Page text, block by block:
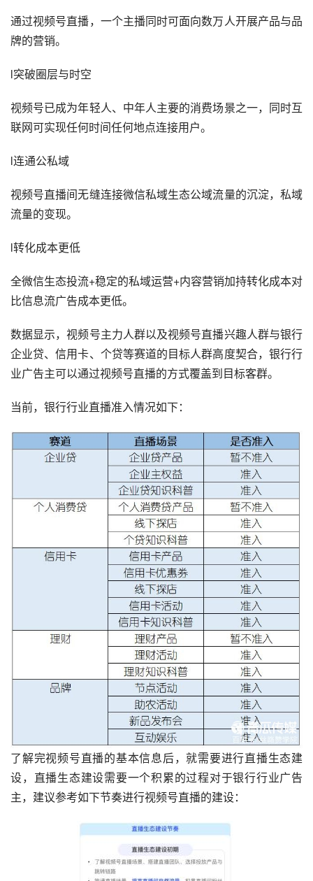
通过视频号直播，一个主播同时可面向数万人开展产品与品
牌的营销。
l突破圈层与时空
视频号已成为年轻人、中年人主要的消费场景之一，同时互
联网可实现任何时间任何地点连接用户。
l连通公私域
视频号直播间无缝连接微信私域生态公域流量的沉淀，私域
流量的变现。
l转化成本更低
全微信生态投流+稳定的私域运营+内容营销加持转化成本对
比信息流广告成本更低。
数据显示，视频号主力人群以及视频号直播兴趣人群与银行
企业贷、信用卡、个贷等赛道的目标人群高度契合，银行行
业广告主可以通过视频号直播的方式覆盖到目标客群。
当前，银行行业直播准入情况如下：
了解完视频号直播的基本信息后，就需要进行直播生态建
设，直播生态建设需要一个积累的过程对于银行行业广告
主，建议参考如下节奏进行视频号直播的建设：